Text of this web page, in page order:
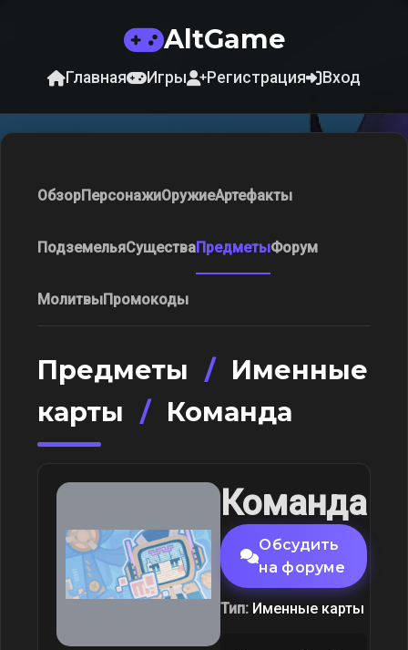
AltGame
Главная Игры Регистрация Вход
ОбзорПерсонажиОружиеАртефакты
ПодземельяСуществаПредметыФорум
МолитвыПромокоды
Предметы / Именные
карты / Команда
Команда
Обсудить
на форуме
Тип: Именные карты